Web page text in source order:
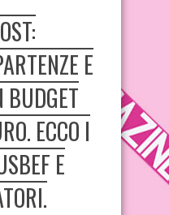
E
ECCO I
E